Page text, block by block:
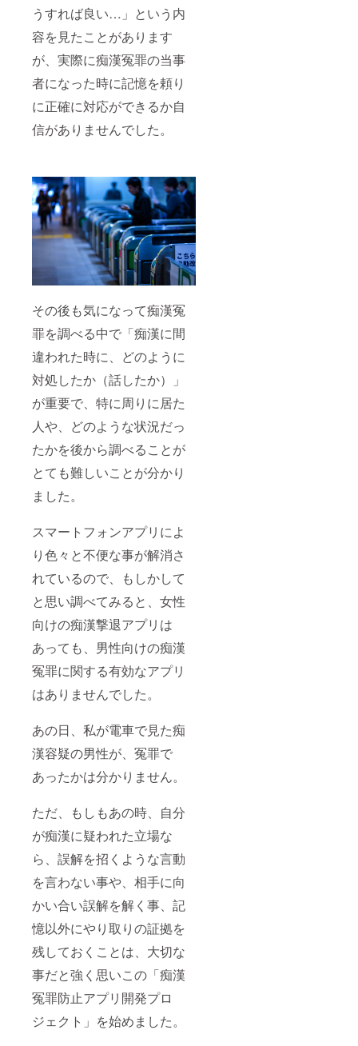
うすれば良い…」という内
容を見たことがあります
が、実際に痴漢冤罪の当事
者になった時に記憶を頼り
に正確に対応ができるか自
信がありませんでした。
その後も気になって痴漢冤
罪を調べる中で「痴漢に間
違われた時に、どのように
対処したか（話したか）」
が重要で、特に周りに居た
人や、どのような状況だっ
たかを後から調べることが
とても難しいことが分かり
ました。
スマートフォンアプリによ
り色々と不便な事が解消さ
れているので、もしかして
と思い調べてみると、女性
向けの痴漢撃退アプリは
あっても、男性向けの痴漢
冤罪に関する有効なアプリ
はありませんでした。
あの日、私が電車で見た痴
漢容疑の男性が、冤罪で
あったかは分かりません。
ただ、もしもあの時、自分
が痴漢に疑われた立場な
ら、誤解を招くような言動
を言わない事や、相手に向
かい合い誤解を解く事、記
憶以外にやり取りの証拠を
残しておくことは、大切な
事だと強く思いこの「痴漢
冤罪防止アプリ開発プロ
ジェクト」を始めました。